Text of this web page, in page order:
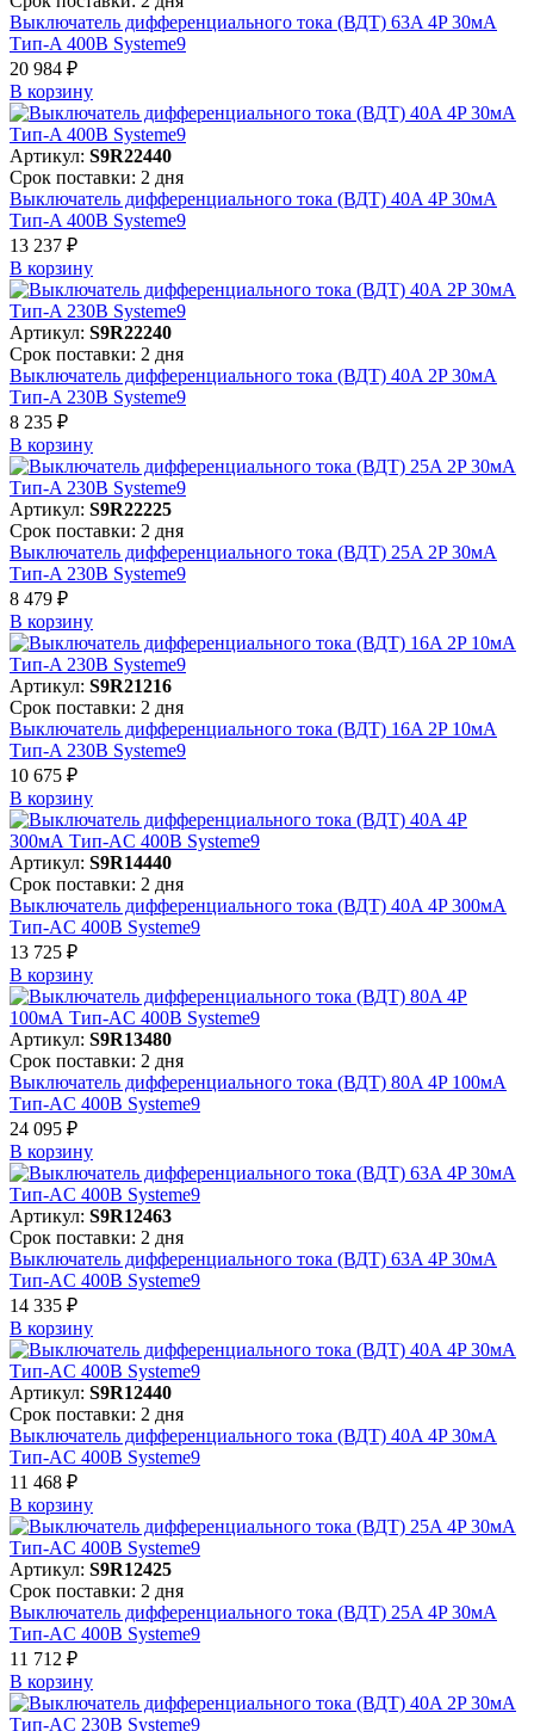
Выключатель дифференциального тока (ВДТ) 63A 4P 30мА
Тип-A 400В Systeme9
20 984 ₽
В корзинy
Артикул: S9R22440
Срок поставки: 2 дня
Выключатель дифференциального тока (ВДТ) 40A 4P 30мА
Тип-A 400В Systeme9
13 237 ₽
В корзинy
Артикул: S9R22240
Срок поставки: 2 дня
Выключатель дифференциального тока (ВДТ) 40A 2P 30мА
Тип-A 230В Systeme9
8 235 ₽
В корзинy
Артикул: S9R22225
Срок поставки: 2 дня
Выключатель дифференциального тока (ВДТ) 25A 2P 30мА
Тип-A 230В Systeme9
8 479 ₽
В корзинy
Артикул: S9R21216
Срок поставки: 2 дня
Выключатель дифференциального тока (ВДТ) 16A 2P 10мА
Тип-A 230В Systeme9
10 675 ₽
В корзинy
Артикул: S9R14440
Срок поставки: 2 дня
Выключатель дифференциального тока (ВДТ) 40A 4P 300мА
Тип-AC 400В Systeme9
13 725 ₽
В корзинy
Артикул: S9R13480
Срок поставки: 2 дня
Выключатель дифференциального тока (ВДТ) 80A 4P 100мА
Тип-AC 400В Systeme9
24 095 ₽
В корзинy
Артикул: S9R12463
Срок поставки: 2 дня
Выключатель дифференциального тока (ВДТ) 63A 4P 30мА
Тип-AC 400В Systeme9
14 335 ₽
В корзинy
Артикул: S9R12440
Срок поставки: 2 дня
Выключатель дифференциального тока (ВДТ) 40A 4P 30мА
Тип-AC 400В Systeme9
11 468 ₽
В корзинy
Артикул: S9R12425
Срок поставки: 2 дня
Выключатель дифференциального тока (ВДТ) 25A 4P 30мА
Тип-AC 400В Systeme9
11 712 ₽
В корзинy